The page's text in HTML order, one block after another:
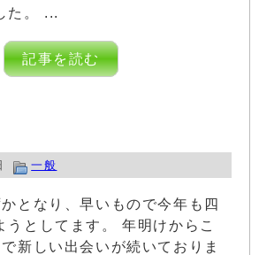
た。 ...
記事を読む
一般
となり、早いもので今年も四
うとしてます。 年明けからこ
新しい出会いが続いておりま